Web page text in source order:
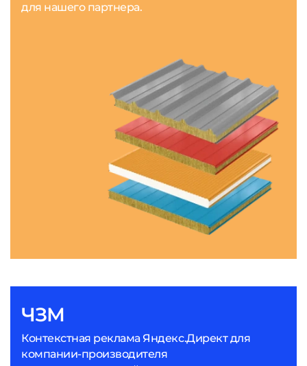
ЧЗМ
Контекстная реклама Яндекс.Директ для
компании-производителя
для нашего партнера.